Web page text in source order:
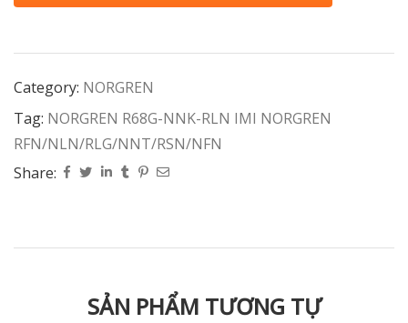
Category: NORGREN
Tag: NORGREN R68G-NNK-RLN IMI NORGREN
RFN/NLN/RLG/NNT/RSN/NFN
Share:
SẢN PHẨM TƯƠNG TỰ